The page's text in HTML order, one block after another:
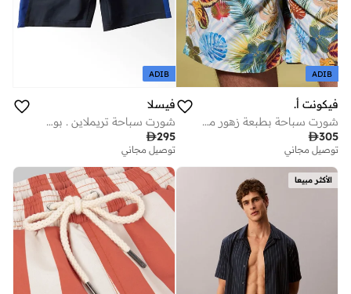
ADIB
فيكونت أ.
شورت سباحة بطبعة زهور ميداس
305
توصيل مجاني
ADIB
فيسلا
شورت سباحة تريملاين . بوصة داكن بحري
295
توصيل مجاني
الأكثر مبيعا